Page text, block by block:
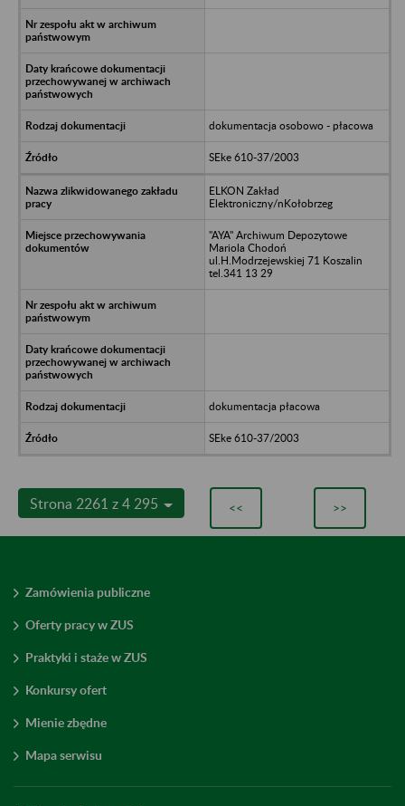
dokumentacja osobowo - płacowa
SEke 610-37/2003
ELKON Zakład
Elektroniczny/nKołobrzeg
"AYA" Archiwum Depozytowe
Mariola Chodoń
ul.H.Modrzejewskiej 71 Koszalin
tel.341 13 29
dokumentacja płacowa
SEke 610-37/2003
Strona 2261 z 4 295 << >>
Zamówienia publiczne
Oferty pracy w ZUS
Praktyki i staże w ZUS
Konkursy ofert
Mienie zbędne
Mapa serwisu